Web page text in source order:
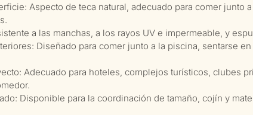
Aspecto de teca natural, adecuado para comer junto
a las manchas, a los rayos UV e impermeable, y
Diseñado para comer junto a la piscina, sentarse
Adecuado para hoteles, complejos turísticos, clubes
Disponible para la coordinación de tamaño, cojín y